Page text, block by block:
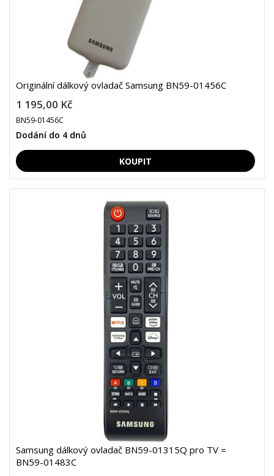
Originální dálkový ovladač Samsung BN59-01456C
1 195,00 Kč
BN59-01456C
Dodání do 4 dnů
Samsung dálkový ovladač BN59-01315Q pro TV =
BN59-01483C